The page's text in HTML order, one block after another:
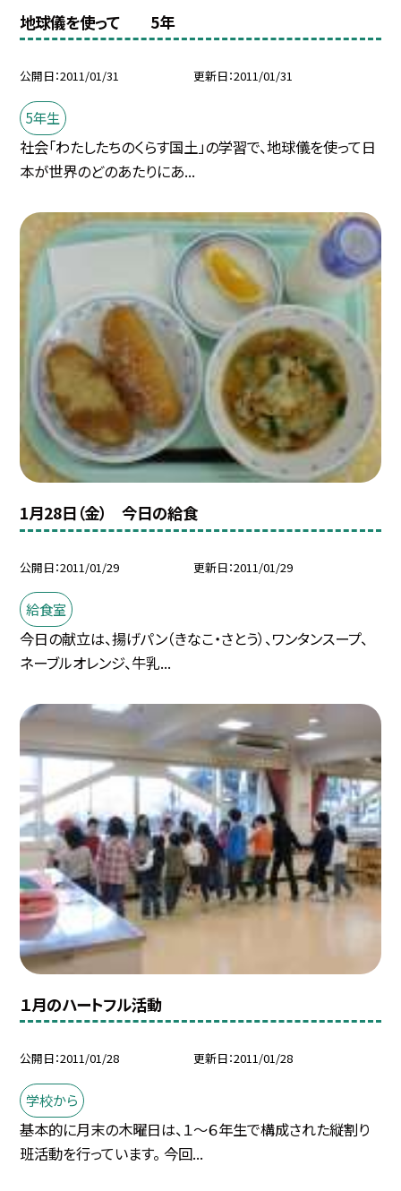
地球儀を使って 5年
公開日 2011/01/31 更新日 2011/01/31
5年生
社会「わたしたちのくらす国土」の学習で、地球儀を使って日
本が世界のどのあたりにあ...
1月28日（金） 今日の給食
公開日 2011/01/29 更新日 2011/01/29
給食室
今日の献立は、揚げパン（きなこ・さとう）、ワンタンスープ、
ネーブルオレンジ、牛乳...
１月のハートフル活動
公開日 2011/01/28 更新日 2011/01/28
学校から
基本的に月末の木曜日は、１〜６年生で構成された縦割り
班活動を行っています。 今回...